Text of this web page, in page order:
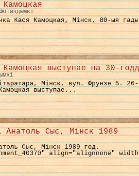
Кася Камоцкая, Мінск, 80-ыя
Камоцкая выступае на 30-
Мінск, вул. Фрунзе 5. 26-
выступае...
Анатоль Сыс, Мінск 1989
Сыс, Мінск 1989 год.
align="alignnone"